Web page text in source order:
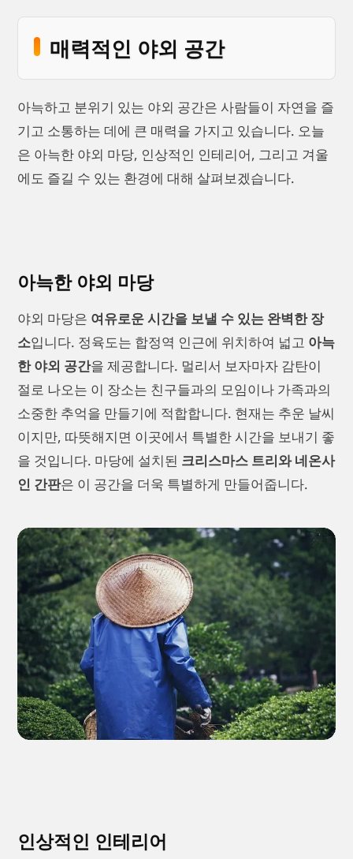
매력적인 야외 공간
아늑하고 분위기 있는 야외 공간은 사람들이 자연을 즐
기고 소통하는 데에 큰 매력을 가지고 있습니다. 오늘
은 아늑한 야외 마당, 인상적인 인테리어, 그리고 겨울
에도 즐길 수 있는 환경에 대해 살펴보겠습니다.
아늑한 야외 마당
야외 마당은 여유로운 시간을 보낼 수 있는 완벽한 장
소입니다. 정육도는 합정역 인근에 위치하여 넓고 아늑
한 야외 공간을 제공합니다. 멀리서 보자마자 감탄이
절로 나오는 이 장소는 친구들과의 모임이나 가족과의
소중한 추억을 만들기에 적합합니다. 현재는 추운 날씨
이지만, 따뜻해지면 이곳에서 특별한 시간을 보내기 좋
을 것입니다. 마당에 설치된 크리스마스 트리와 네온사
인 간판은 이 공간을 더욱 특별하게 만들어줍니다.
인상적인 인테리어